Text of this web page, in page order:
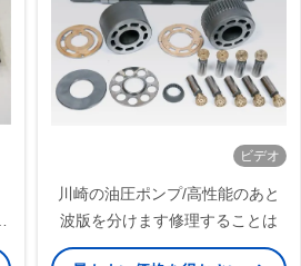
ビデオ
川崎の油圧ポンプ/高性能のあと
波版を分けます修理することは